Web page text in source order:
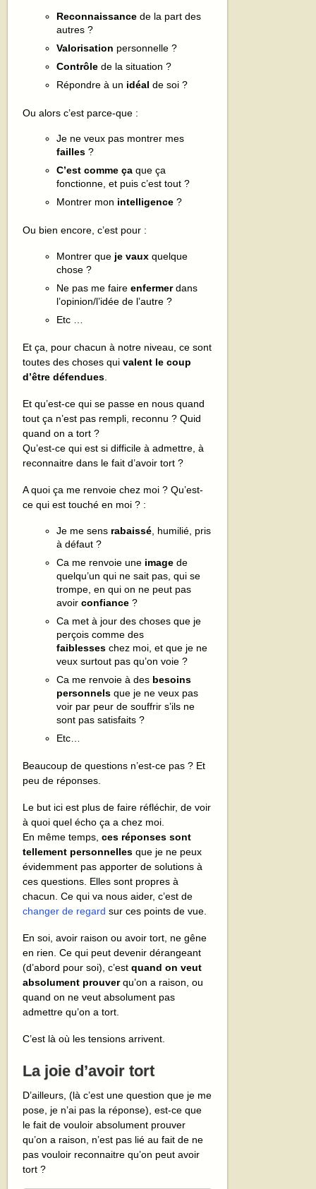
Reconnaissance de la part des
autres ?
Valorisation personnelle ?
Contrôle de la situation ?
Répondre à un idéal de soi ?
Ou alors c’est parce-que :
Je ne veux pas montrer mes
failles ?
C’est comme ça que ça
fonctionne, et puis c’est tout ?
Montrer mon intelligence ?
Ou bien encore, c’est pour :
Montrer que je vaux quelque
chose ?
Ne pas me faireenfermerdans
l’opinion/l’idée de l’autre ?
Etc …
Et ça, pour chacun à notre niveau, ce sont
toutes des choses quivalent le coup
d’être défendues.
Et qu’est-ce qui se passe en nous quand
tout ça n’est pas rempli, reconnu ? Quid
quand on a tort ?
Qu’est-ce qui est si difficile à admettre, à
reconnaitre dans le fait d’avoir tort ?
A quoi ça me renvoie chez moi ? Qu’est-
ce qui est touché en moi ? :
Je me sens rabaissé , humilié, pris
à défaut ?
Ca me renvoie une image de
quelqu’un qui ne sait pas, qui se
trompe, en qui on ne peut pas
avoirconfiance ?
Ca met à jour des choses que je
perçois comme des
faiblesses chez moi, et que je ne
veux surtout pas qu’on voie ?
Ca me renvoie à des besoins
personnels que je ne veux pas
voir par peur de souffrir s’ils ne
sont pas satisfaits ?
Etc…
Beaucoup de questions n’est-ce pas ? Et
peu de réponses.
Le but ici est plus de faire réfléchir, de voir
à quoi quel écho ça a chez moi.
En même temps,ces réponses sont
tellement personnelles que je ne peux
évidemment pas apporter de solutions à
ces questions. Elles sont propres à
chacun. Ce qui va nous aider, c’est de
changer de regard sur ces points de vue.
En soi, avoir raison ou avoir tort, ne gêne
en rien. Ce qui peut devenir dérangeant
(d’abord pour soi), c’estquand on veut
absolument prouverqu’on a raison, ou
quand on ne veut absolument pas
admettre qu’on a tort.
C’est là où les tensions arrivent.
La joie d’avoir tort
D’ailleurs, (là c’est une question que je me
pose, je n’ai pas la réponse), est-ce que
le fait de vouloir absolument prouver
qu’on a raison, n’est pas lié au fait de ne
pas vouloir reconnaitre qu’on peut avoir
tort ?